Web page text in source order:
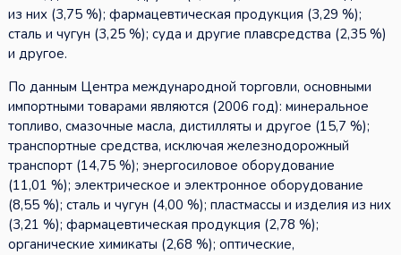
из них (3,75 %); фармацевтическая продукция (3,29 %);
сталь и чугун (3,25 %); суда и другие плавсредства (2,35 %)
и другое.
По данным Центра международной торговли, основными
импортными товарами являются (2006 год): минеральное
топливо, смазочные масла, дистилляты и другое (15,7 %);
транспортные средства, исключая железнодорожный
транспорт (14,75 %); энергосиловое оборудование
(11,01 %); электрическое и электронное оборудование
(8,55 %); сталь и чугун (4,00 %); пластмассы и изделия из них
(3,21 %); фармацевтическая продукция (2,78 %);
органические химикаты (2,68 %); оптические,